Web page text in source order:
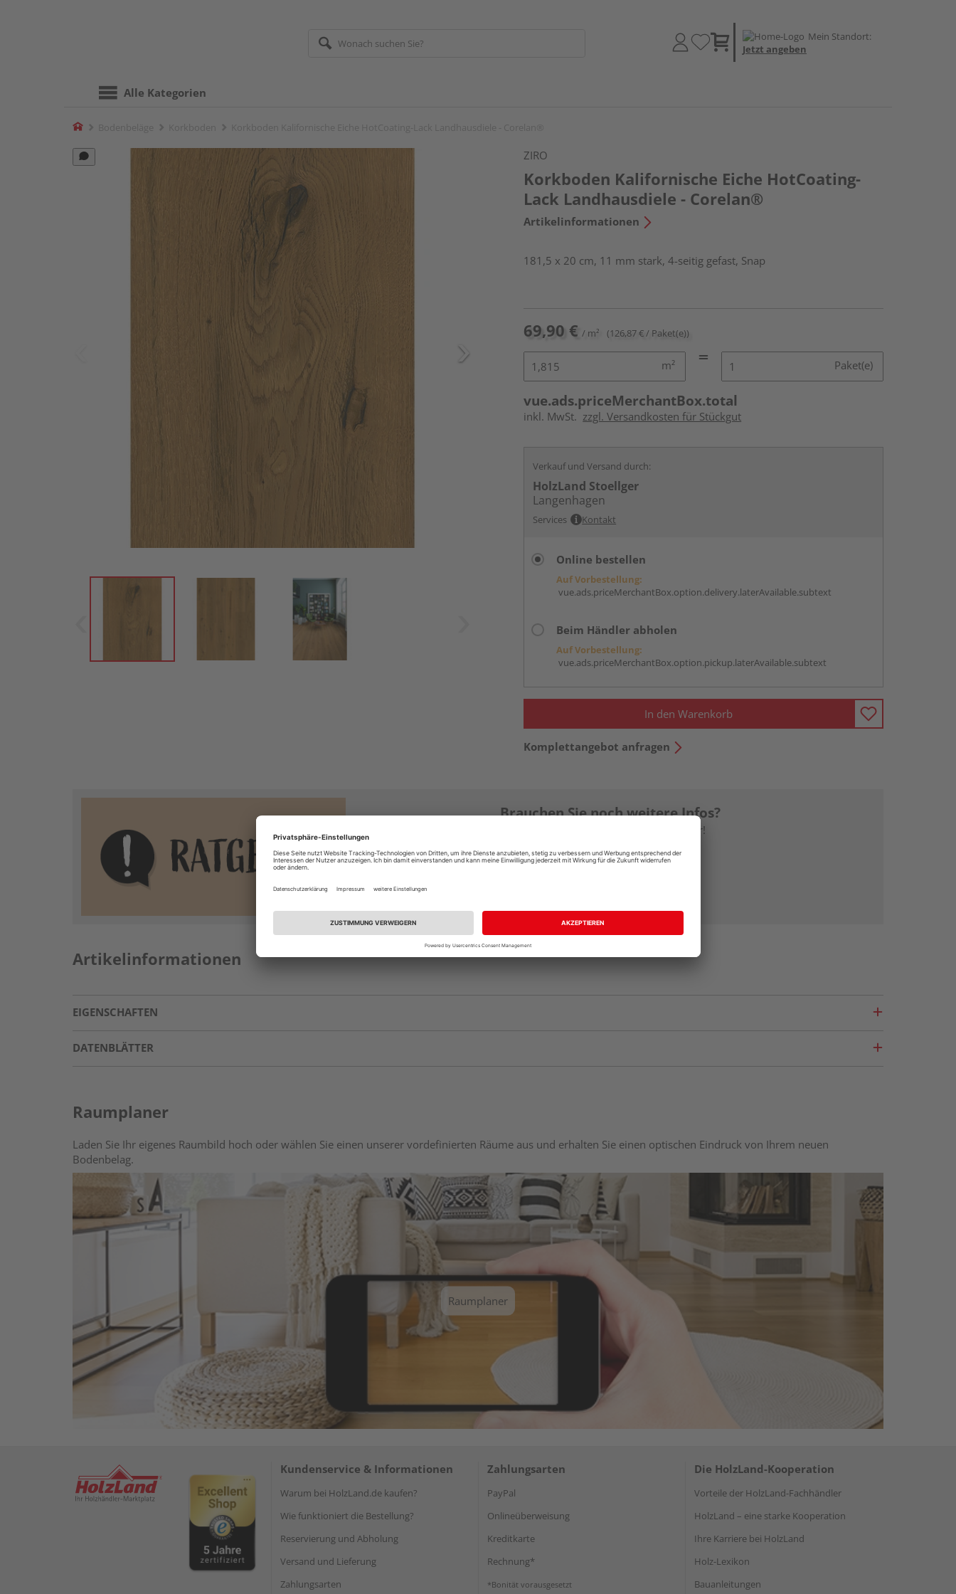
Mein Standort:
Jetzt angeben
Alle Kategorien
Home
ZIRO
Korkboden Kalifornische Eiche HotCoating-
Lack Landhausdiele - Corelan®
Artikelinformationen
181,5 x 20 cm, 11 mm stark, 4-seitig gefast, Snap
69,90 € / m² (126,87 € / Paket(e))
m² Paket(e)
vue.ads.priceMerchantBox.total
inkl. MwSt. zzgl. Versandkosten für Stückgut
Verkauf und Versand durch:
HolzLand Stoellger
Langenhagen
Services Kontakt
Online bestellen
Auf Vorbestellung:
vue.ads.priceMerchantBox.option.delivery.laterAvailable.subtext
Beim Händler abholen
Auf Vorbestellung:
vue.ads.priceMerchantBox.option.pickup.laterAvailable.subtext
In den Warenkorb
Komplettangebot anfragen
Brauchen Sie noch weitere Infos?
Dann stöbern Sie in unserem Ratgeber!
Artikelinformationen
EIGENSCHAFTEN
DATENBLÄTTER
Raumplaner
Laden Sie Ihr eigenes Raumbild hoch oder wählen Sie einen unserer vordefinierten Räume aus und erhalten Sie einen optischen Eindruck von Ihrem neuen
Bodenbelag.
Raumplaner
Kundenservice & Informationen
Warum bei HolzLand.de kaufen?
Wie funktioniert die Bestellung?
Reservierung und Abholung
Versand und Lieferung
Zahlungsarten
Zahlungsarten
PayPal
Onlineüberweisung
Kreditkarte
Rechnung*
*Bonität vorausgesetzt
Die HolzLand-Kooperation
Vorteile der HolzLand-Fachhändler
HolzLand – eine starke Kooperation
Ihre Karriere bei HolzLand
Holz-Lexikon
Bauanleitungen